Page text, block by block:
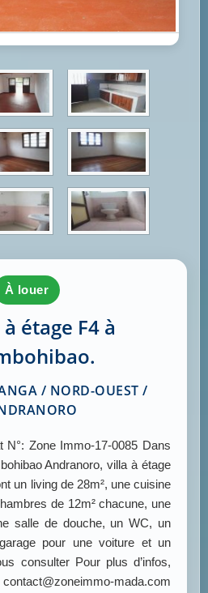
à louer
étage F4 à
/ NORD-OUEST /
N°: Zone Immo-17-0085 Dans
Andranoro, villa à étage
un living de 28m², une cuisine
de 12m² chacune, une
salle de douche, un WC, un
pour une voiture et un
consulter Pour plus d’infos,
mada.com